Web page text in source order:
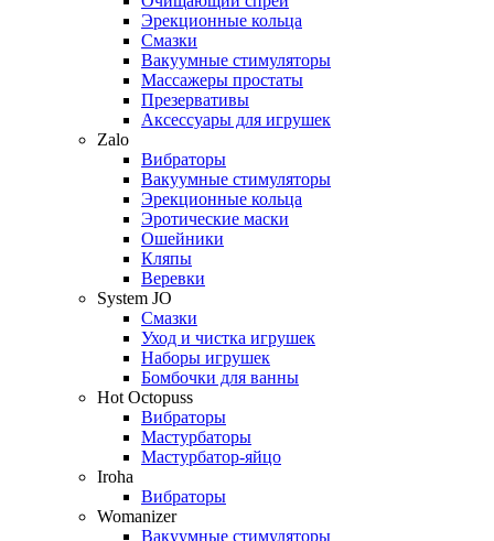
Эрекционные кольца
Смазки
Вакуумные стимуляторы
Массажеры простаты
Презервативы
Аксессуары для игрушек
Zalo
Вибраторы
Вакуумные стимуляторы
Эрекционные кольца
Эротические маски
Ошейники
Кляпы
Веревки
System JO
Смазки
Уход и чистка игрушек
Наборы игрушек
Бомбочки для ванны
Hot Octopuss
Вибраторы
Мастурбаторы
Мастурбатор-яйцо
Iroha
Вибраторы
Womanizer
Вакуумные стимуляторы